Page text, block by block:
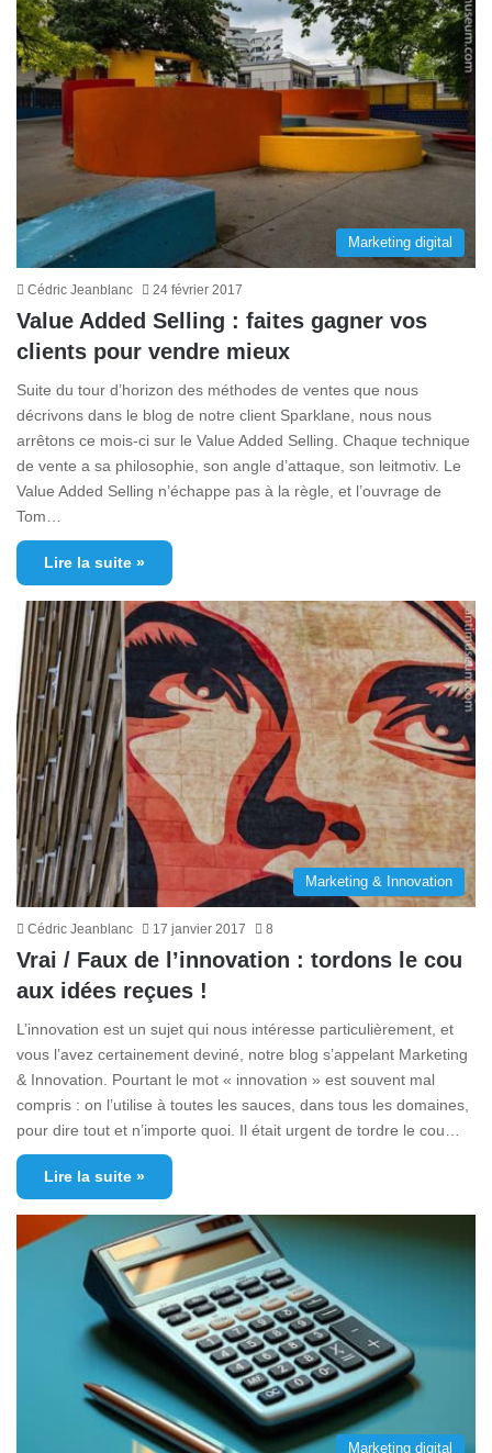
Marketing digital
Cédric Jeanblanc 24 février 2017
Value Added Selling : faites gagner vos
clients pour vendre mieux
Suite du tour d’horizon des méthodes de ventes que nous
décrivons dans le blog de notre client Sparklane, nous nous
arrêtons ce mois-ci sur le Value Added Selling. Chaque technique
de vente a sa philosophie, son angle d’attaque, son leitmotiv. Le
Value Added Selling n’échappe pas à la règle, et l’ouvrage de
Tom…
Lire la suite »
Marketing & Innovation
Cédric Jeanblanc 17 janvier 2017 8
Vrai / Faux de l’innovation : tordons le cou
aux idées reçues !
L’innovation est un sujet qui nous intéresse particulièrement, et
vous l’avez certainement deviné, notre blog s’appelant Marketing
& Innovation. Pourtant le mot « innovation » est souvent mal
compris : on l’utilise à toutes les sauces, dans tous les domaines,
pour dire tout et n’importe quoi. Il était urgent de tordre le cou…
Lire la suite »
Marketing digital